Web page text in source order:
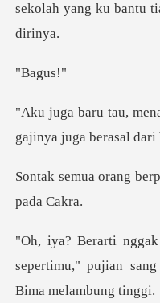
Riwayat Membaca
Unduh Aplikasi
sekolah yang ku bantu t
ag
gajiny
sepertimu," pujian